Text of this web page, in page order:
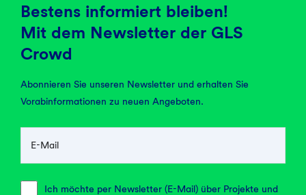
Bestens informiert bleiben!
Mit dem Newsletter der GLS
Crowd
Abonnieren Sie unseren Newsletter und erhalten Sie
Vorabinformationen zu neuen Angeboten.
E-Mail
Ich möchte per Newsletter (E-Mail) über Projekte und